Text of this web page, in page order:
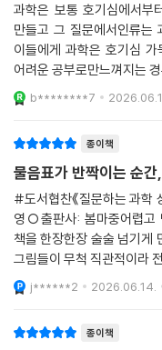
과학은 보통 호기심에서부
만들고 그 질문에서인류는
이들에게 과학은 호기심 가
어려운 공부로만느껴지는
재미있다가도공부로 접하
에 대한 호기심을 질문으로
b********7
종이책
물음표가 반짝이는 순
#도서협찬《질문하는 과학
영○출판사: 봄마중어렵고
책을 한장한장 술술 넘기게
그림들이 무척 직관적이라 전기의 원리가 한눈에 쏙쏙 들어온다. 중간중간
터지는 유머러스한 표현들
깔깔거리며 과
j******2 2026.06.14.
종이책